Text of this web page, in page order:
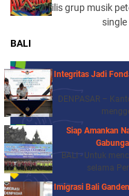
yang di rilis grup musik
BALI
Integritas Jadi
DENPASAR –
Siap Amankan
BALI - Untuk
selama
Imigrasi Bali